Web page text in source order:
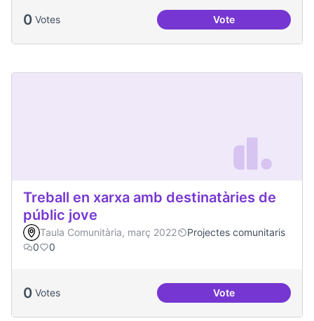
0 Votes VoteMalestar
Treball en xarxa amb destinatàries de
públic jove
Taula Comunitària, març 2022
Projectes comunitaris
0
0
0 Votes VoteTreball en xarxa